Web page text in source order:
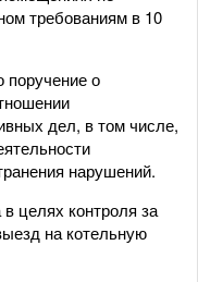
требованиям в 10
поручение о
дел, в том числе,
нарушений.
целях контроля за
на котельную